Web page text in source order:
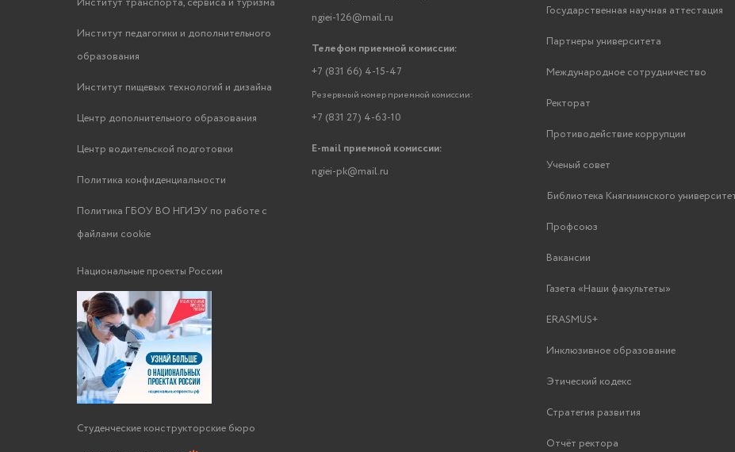
Институт педагогики и дополнительного
образования
Институт пищевых технологий и дизайна
Центр дополнительного образования
Центр водительской подготовки
Политика конфиденциальности
Политика ГБОУ ВО НГИЭУ по работе с
файлами cookie
Национальные проекты России
Студенческие конструкторские бюро
ngiei-126@mail.ru
Телефон приемной комиссии:
+7 (831 66) 4-15-47
Резервный номер приемной комиссии:
+7 (831 27) 4-63-10
E-mail приемной комиссии:
ngiei-pk@mail.ru
Государственная научная аттестация
Партнеры университета
Международное сотрудничество
Ректорат
Противодействие коррупции
Ученый совет
Библиотека Княгининского
Профсоюз
Вакансии
Газета «Наши факультеты»
ERASMUS+
Инклюзивное образование
Этический кодекс
Стратегия развития
Отчёт ректора